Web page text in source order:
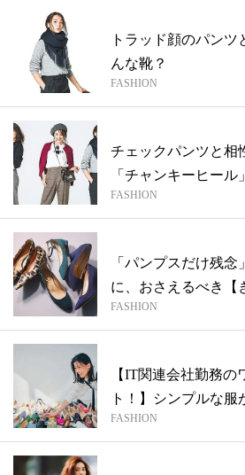
トラッド顔のパン
んな靴？
FASHION
チェックパンツと相
「チャンキーヒール
FASHION
「パンプスだけ残
に、おさえるべき【
つ
FASHION
【IT関連会社勤務の
ト！】シンプルな
かな靴...
FASHION